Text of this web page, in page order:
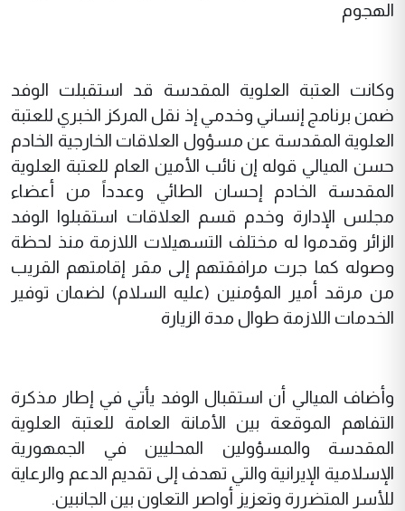
الهجوم
وكانت العتبة العلوية المقدسة قد استقبلت الوفد
ضمن برنامج إنساني وخدمي إذ نقل المركز الخبري للعتبة
العلوية المقدسة عن مسؤول العلاقات الخارجية الخادم
حسن الميالي قوله إن نائب الأمين العام للعتبة العلوية
المقدسة الخادم إحسان الطائي وعدداً من أعضاء
مجلس الإدارة وخدم قسم العلاقات استقبلوا الوفد
الزائر وقدموا له مختلف التسهيلات اللازمة منذ لحظة
وصوله كما جرت مرافقتهم إلى مقر إقامتهم القريب
من مرقد أمير المؤمنين (عليه السلام) لضمان توفير
الخدمات اللازمة طوال مدة الزيارة
وأضاف الميالي أن استقبال الوفد يأتي في إطار مذكرة
التفاهم الموقعة بين الأمانة العامة للعتبة العلوية
المقدسة والمسؤولين المحليين في الجمهورية
الإسلامية الإيرانية والتي تهدف إلى تقديم الدعم والرعاية
للأسر المتضررة وتعزيز أواصر التعاون بين الجانبين.